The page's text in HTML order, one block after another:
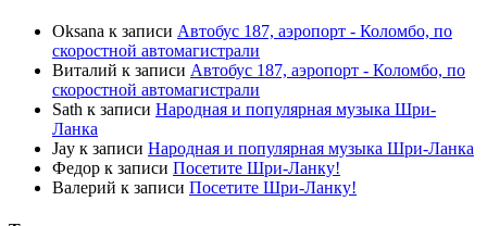
Oksana к записи Автобус 187, аэропорт - Коломбо, по
скоростной автомагистрали
Виталий к записи Автобус 187, аэропорт - Коломбо, по
скоростной автомагистрали
Sath к записи Народная и популярная музыка Шри-
Ланка
Jay к записи Народная и популярная музыка Шри-Ланка
Федор к записи Посетите Шри-Ланку!
Валерий к записи Посетите Шри-Ланку!